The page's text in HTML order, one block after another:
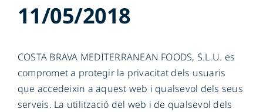
COMUNICACIÓ
OCUPACIÓ
CONTACTE
11/05/2018
COSTA BRAVA MEDITERRANEAN FOODS, S.L.U. es
compromet a protegir la privacitat dels usuaris
que accedeixin a aquest web i qualsevol dels seus
serveis. La utilització del web i de qualsevol dels